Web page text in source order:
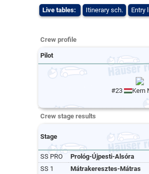
Live tables: Itinerary sch. Entry
Crew profile
Pilot
#23 Kern
Crew stage results
Stage
SS PRO
Prológ-Újpesti-Alsóra
SS 1
Mátrakeresztes-Mátras